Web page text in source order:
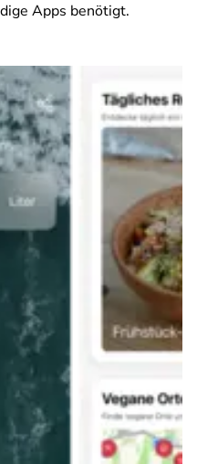
Apps benötigt.